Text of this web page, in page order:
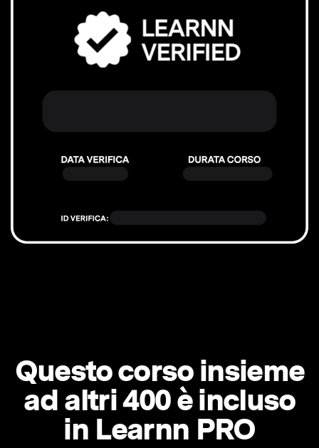
Questo corso insieme
ad altri 400 è incluso
in Learnn PRO